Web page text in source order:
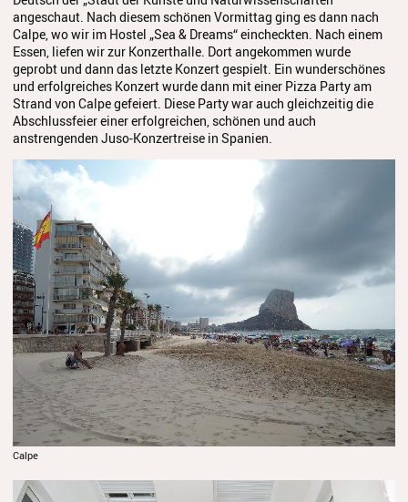
angeschaut. Nach diesem schönen Vormittag ging es dann nach
Calpe, wo wir im Hostel „Sea & Dreams“ eincheckten. Nach einem
Essen, liefen wir zur Konzerthalle. Dort angekommen wurde
geprobt und dann das letzte Konzert gespielt. Ein wunderschönes
und erfolgreiches Konzert wurde dann mit einer Pizza Party am
Strand von Calpe gefeiert. Diese Party war auch gleichzeitig die
Abschlussfeier einer erfolgreichen, schönen und auch
anstrengenden Juso-Konzertreise in Spanien.
Calpe